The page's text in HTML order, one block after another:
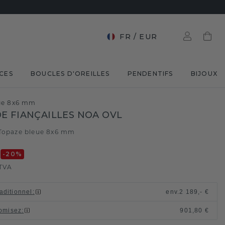
FR / EUR
BOUCLES D'OREILLES PENDENTIFS BIJOUX
8x6 mm
FIANÇAILLES NOA OVL
bleue 8x6 mm
-20 %
: env.2 189,- €
: 901,80 €